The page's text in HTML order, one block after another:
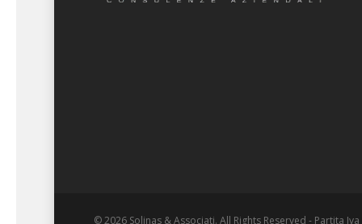
© 2026 Solinas & Associati. All Rights Reserved - Partita